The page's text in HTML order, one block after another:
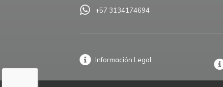
+57 3134174694
Información Legal